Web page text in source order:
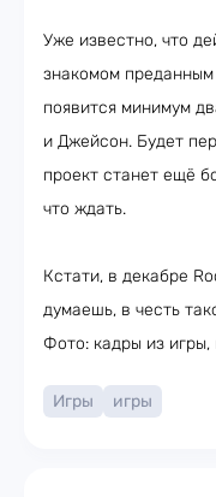
Уже известно, что
знакомом
появится минимум
и Джейсон. Будет
проект станет ещё
что ждать.
Кстати, в декабре
думаешь, в честь
Фото: кадры из игры,
Игры игры